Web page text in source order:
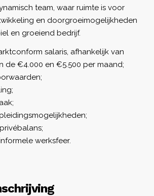
team, waar ruimte is voor
en doorgroeimogelijkheden
en groeiend bedrijf.
salaris, afhankelijk van
de €4.000 en €5.500 per maand;
werksfeer.